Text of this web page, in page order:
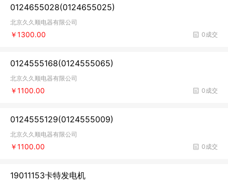
0124655028(0124655025)
北京久久顺电器有限公司
0成交
￥1300.00
0124555168(0124555065)
北京久久顺电器有限公司
0成交
￥1100.00
0124555129(0124555009)
北京久久顺电器有限公司
0成交
￥1100.00
19011153卡特发电机